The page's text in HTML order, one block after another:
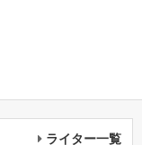
ライター一覧